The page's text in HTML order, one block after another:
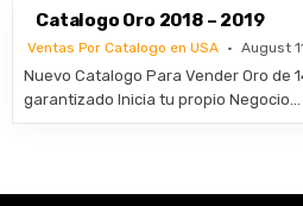
Catalogo Oro 2018 – 2019
Ventas Por Catalogo en USA August
Nuevo Catalogo Para Vender Oro de
garantizado Inicia tu propio Negocio…